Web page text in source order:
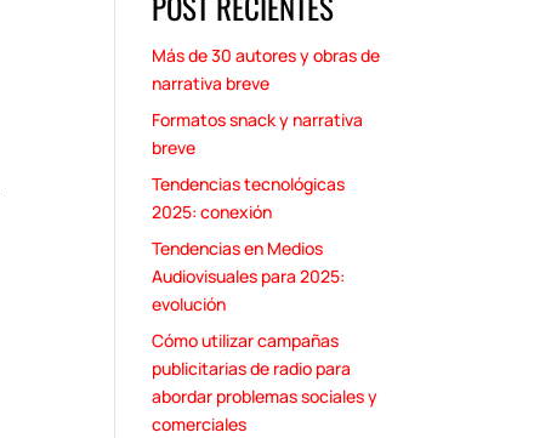
Más de 30 autores y obras de
narrativa breve
Formatos snack y narrativa
breve
Tendencias tecnológicas
2025: conexión
Tendencias en Medios
Audiovisuales para 2025:
evolución
Cómo utilizar campañas
publicitarias de radio para
abordar problemas sociales y
comerciales